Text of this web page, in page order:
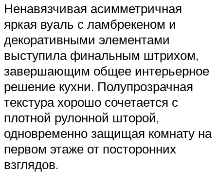
Ненавязчивая асимметричная
яркая вуаль с ламбрекеном и
декоративными элементами
выступила финальным штрихом,
завершающим общее интерьерное
решение кухни. Полупрозрачная
текстура хорошо сочетается с
плотной рулонной шторой,
одновременно защищая комнату на
первом этаже от посторонних
взглядов.